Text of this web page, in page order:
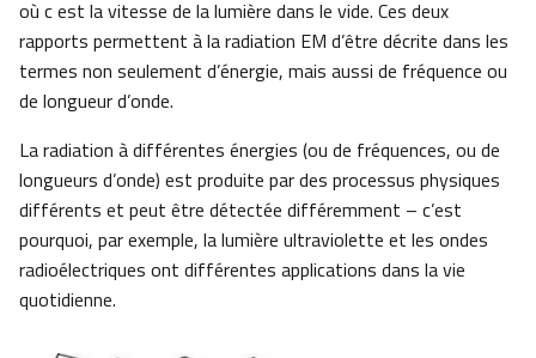
où c est la vitesse de la lumière dans le vide. Ces deux
rapports permettent à la radiation EM d’être décrite dans les
termes non seulement d’énergie, mais aussi de fréquence ou
de longueur d’onde.
La radiation à différentes énergies (ou de fréquences, ou de
longueurs d’onde) est produite par des processus physiques
différents et peut être détectée différemment – c’est
pourquoi, par exemple, la lumière ultraviolette et les ondes
radioélectriques ont différentes applications dans la vie
quotidienne.